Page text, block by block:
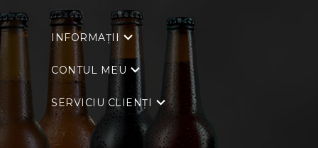
INFORMAȚII
CONTUL MEU
SERVICIU CLIENȚI